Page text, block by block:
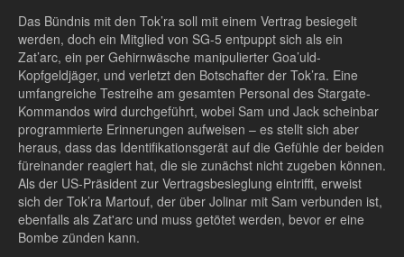
Das Bündnis mit den Tok’ra soll mit einem Vertrag besiegelt
werden, doch ein Mitglied von SG-5 entpuppt sich als ein
Zat’arc, ein per Gehirnwäsche manipulierter Goa’uld-
Kopfgeldjäger, und verletzt den Botschafter der Tok’ra. Eine
umfangreiche Testreihe am gesamten Personal des Stargate-
Kommandos wird durchgeführt, wobei Sam und Jack scheinbar
programmierte Erinnerungen aufweisen – es stellt sich aber
heraus, dass das Identifikationsgerät auf die Gefühle der beiden
füreinander reagiert hat, die sie zunächst nicht zugeben können.
Als der US-Präsident zur Vertragsbesieglung eintrifft, erweist
sich der Tok’ra Martouf, der über Jolinar mit Sam verbunden ist,
ebenfalls als Zat'arc und muss getötet werden, bevor er eine
Bombe zünden kann.